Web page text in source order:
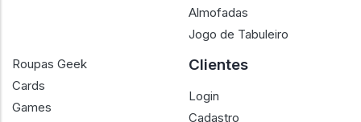
Almofadas
Jogo de Tabuleiro
Roupas Geek
Cards
Games
Clientes
Login
Cadastro